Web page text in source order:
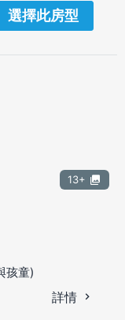
選擇此房型
13+
孩童)
詳情